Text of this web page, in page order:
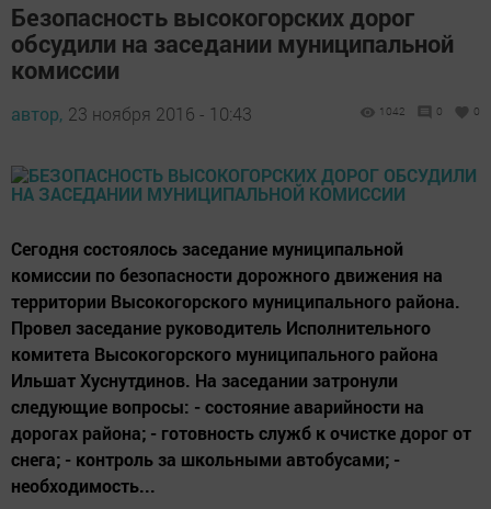
Безопасность высокогорских дорог
обсудили на заседании муниципальной
комиссии
автор, 23 ноября 2016 - 10:43 1042 0 0
Сегодня состоялось заседание муниципальной
комиссии по безопасности дорожного движения на
территории Высокогорского муниципального района.
Провел заседание руководитель Исполнительного
комитета Высокогорского муниципального района
Ильшат Хуснутдинов. На заседании затронули
следующие вопросы: - состояние аварийности на
дорогах района; - готовность служб к очистке дорог от
снега; - контроль за школьными автобусами; -
необходимость...